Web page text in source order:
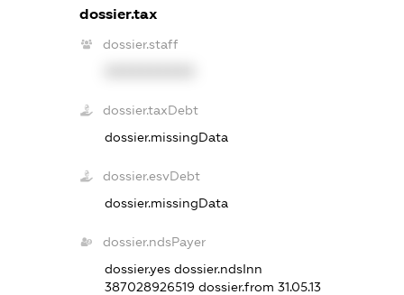
dossier.tax
dossier.staff
dossier.taxDebt
dossier.missingData
dossier.esvDebt
dossier.missingData
dossier.ndsPayer
dossier.yes dossier.ndsInn
387028926519 dossier.from 31.05.13